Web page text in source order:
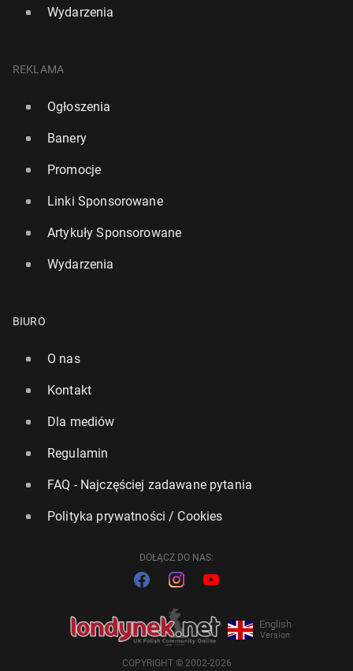
Wydarzenia
REKLAMA
Ogłoszenia
Banery
Promocje
Linki Sponsorowane
Artykuły Sponsorowane
Wydarzenia
BIURO
O nas
Kontakt
Dla mediów
Regulamin
FAQ - Najczęściej zadawane pytania
Polityka prywatności / Cookies
DOŁĄCZ DO NAS:
English
Version
COPYRIGHT © 2002-2026